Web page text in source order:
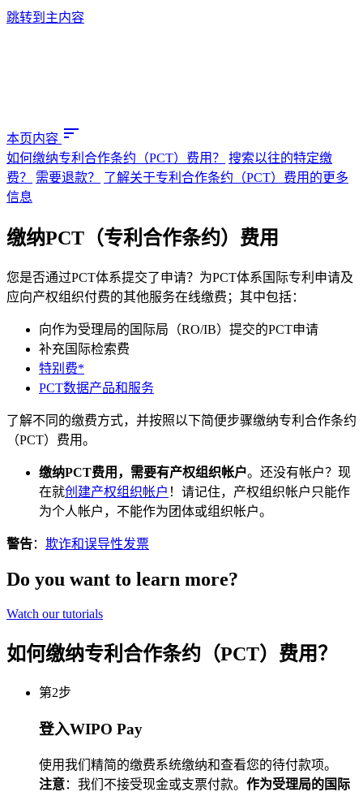
跳转到主内容
本页内容 sort
如何缴纳专利合作条约（PCT）费用？
搜索以往的特定缴
费？
需要退款？
了解关于专利合作条约（PCT）费用的更多
信息
缴纳PCT（专利合作条约）费用
您是否通过PCT体系提交了申请？为PCT体系国际专利申请及
应向产权组织付费的其他服务在线缴费；其中包括：
向作为受理局的国际局（RO/IB）提交的PCT申请
补充国际检索费
特别费*
PCT数据产品和服务
了解不同的缴费方式，并按照以下简便步骤缴纳专利合作条约
（PCT）费用。
缴纳PCT费用，需要有产权组织帐户。还没有帐户？现
在就创建产权组织帐户 ！请记住，产权组织帐户只能作
为个人帐户，不能作为团体或组织帐户。
警告： 欺诈和误导性发票
Do you want to learn more?
Watch our tutorials
如何缴纳专利合作条约（PCT）费用？
第2步
登入WIPO Pay
使用我们精简的缴费系统缴纳和查看您的待付款项。
注意：我们不接受现金或支票付款。 作为受理局的国际